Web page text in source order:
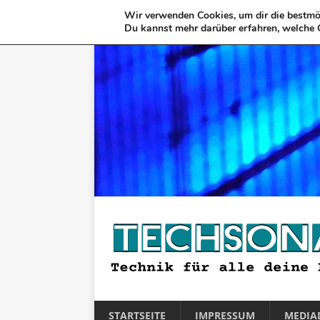
STARTSEITE IMPRESSUM
Wir verwenden Cookies, um dir die
Du kannst mehr darüber erfahren,